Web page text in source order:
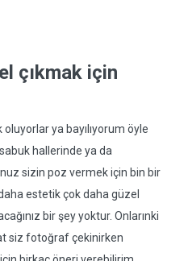
çıkmak için
ya bayılıyorum öyle
hallerinde ya da
sizin poz vermek için bin bir
estetik çok daha güzel
bir şey yoktur. Onlarınki
siz fotoğraf çekinirken